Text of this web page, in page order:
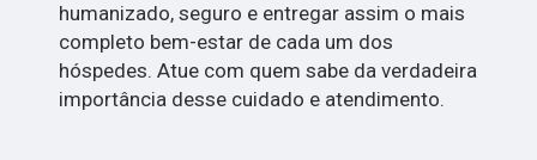
humanizado, seguro e entregar assim o mais
completo bem-estar de cada um dos
hóspedes. Atue com quem sabe da verdadeira
importância desse cuidado e atendimento.